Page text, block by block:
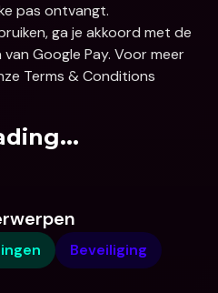
pas ontvangt.
ga je akkoord met de
Google Pay. Voor meer
Terms & Conditions
Beveiliging